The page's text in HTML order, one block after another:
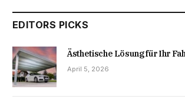
EDITORS PICKS
Ästhetische Lösung für Ihr
April 5, 2026